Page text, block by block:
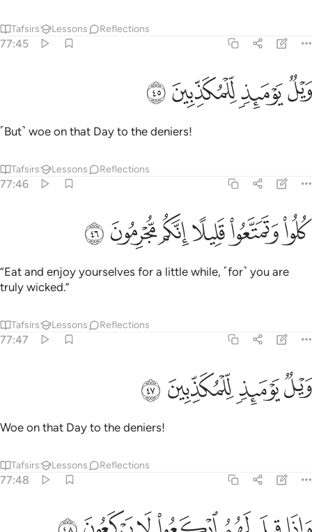
Tafsirs Lessons Reflections
77:45
ويل يوميذ للمكذبين ٤٥
وَيْلٌۭ يَوْمَئِذٍۢ لِّلْمُكَذِّبِينَ ٤٥
ﳃﳄﳅﳆ
˹But˺ woe on that Day to the deniers!
Tafsirs Lessons Reflections
77:46
كلوا وتمتعوا قليلا انكم مجرمون ٤٦
كُلُوا۟ وَتَمَتَّعُوا۟ قَلِيلًا إِنَّكُم مُّجْرِمُونَ ٤٦
ﳇﳈﳉﳊﳋﳌ
“Eat and enjoy yourselves for a little while, ˹for˺ you are
truly wicked.”
Tafsirs Lessons Reflections
77:47
ويل يوميذ للمكذبين ٤٧
وَيْلٌۭ يَوْمَئِذٍۢ لِّلْمُكَذِّبِينَ ٤٧
ﳍﳎﳏﳐ
Woe on that Day to the deniers!
Tafsirs Lessons Reflections
77:48
واذا قيل لهم اركعوا لا يركعون ٤٨
وَإِذَا قِيلَ لَهُمُ ٱرْكَعُوا۟ لَا يَرْكَعُونَ ٤٨